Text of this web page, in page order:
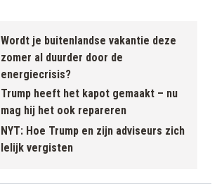
Wordt je buitenlandse vakantie deze
zomer al duurder door de
energiecrisis?
Trump heeft het kapot gemaakt – nu
mag hij het ook repareren
NYT: Hoe Trump en zijn adviseurs zich
lelijk vergisten